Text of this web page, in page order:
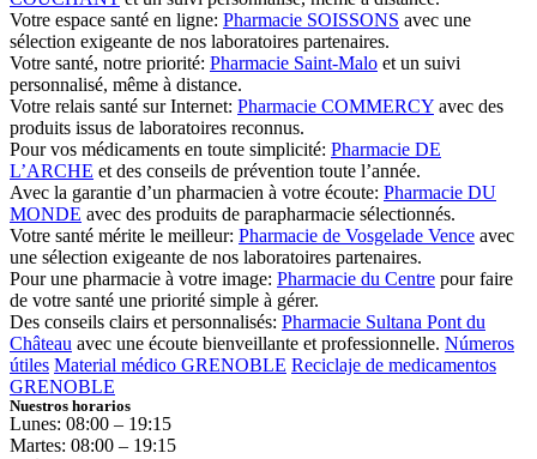
Votre espace santé en ligne: Pharmacie SOISSONS avec une
sélection exigeante de nos laboratoires partenaires.
Votre santé, notre priorité: Pharmacie Saint-Malo et un suivi
personnalisé, même à distance.
Votre relais santé sur Internet: Pharmacie COMMERCY avec des
produits issus de laboratoires reconnus.
Pour vos médicaments en toute simplicité: Pharmacie DE
L’ARCHE et des conseils de prévention toute l’année.
Avec la garantie d’un pharmacien à votre écoute: Pharmacie DU
MONDE avec des produits de parapharmacie sélectionnés.
Votre santé mérite le meilleur: Pharmacie de Vosgelade Vence avec
une sélection exigeante de nos laboratoires partenaires.
Pour une pharmacie à votre image: Pharmacie du Centre pour faire
de votre santé une priorité simple à gérer.
Des conseils clairs et personnalisés: Pharmacie Sultana Pont du
Château avec une écoute bienveillante et professionnelle. Números
útiles Material médico GRENOBLE Reciclaje de medicamentos
GRENOBLE
Nuestros horarios
Lunes: 08:00 – 19:15
Martes: 08:00 – 19:15